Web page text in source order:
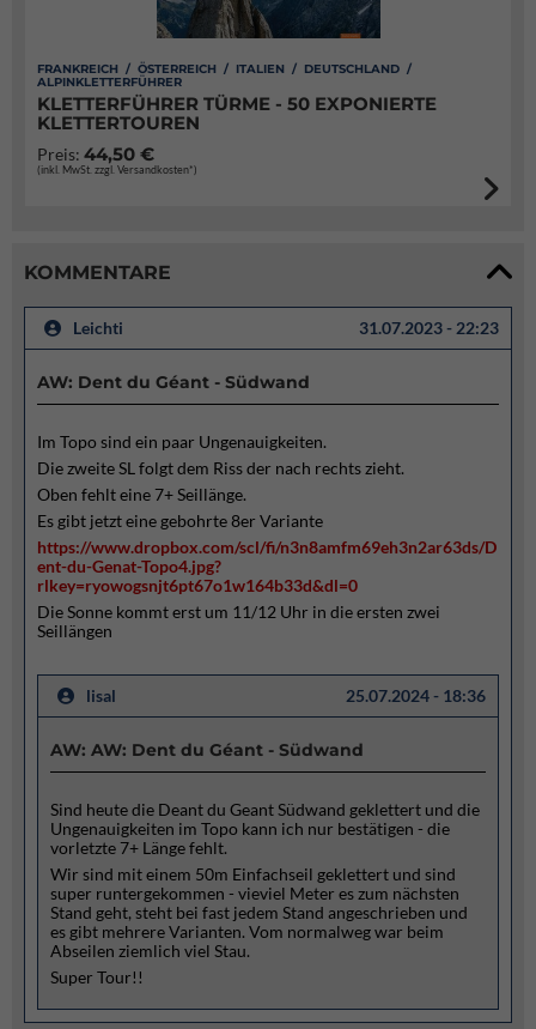
FRANKREICH / ÖSTERREICH / ITALIEN / DEUTSCHLAND /
ALPINKLETTERFÜHRER
KLETTERFÜHRER TÜRME - 50 EXPONIERTE
KLETTERTOUREN
Preis: 44,50 €
(inkl. MwSt. zzgl. Versandkosten*)
KOMMENTARE
Leichti 31.07.2023 - 22:23
AW: Dent du Géant - Südwand
Im Topo sind ein paar Ungenauigkeiten.
Die zweite SL folgt dem Riss der nach rechts zieht.
Oben fehlt eine 7+ Seillänge.
Es gibt jetzt eine gebohrte 8er Variante
https://www.dropbox.com/scl/fi/n3n8amfm69eh3n2ar63ds/D
ent-du-Genat-Topo4.jpg?
rlkey=ryowogsnjt6pt67o1w164b33d&dl=0
Die Sonne kommt erst um 11/12 Uhr in die ersten zwei
Seillängen
lisal 25.07.2024 - 18:36
AW: AW: Dent du Géant - Südwand
Sind heute die Deant du Geant Südwand geklettert und die
Ungenauigkeiten im Topo kann ich nur bestätigen - die
vorletzte 7+ Länge fehlt.
Wir sind mit einem 50m Einfachseil geklettert und sind
super runtergekommen - vieviel Meter es zum nächsten
Stand geht, steht bei fast jedem Stand angeschrieben und
es gibt mehrere Varianten. Vom normalweg war beim
Abseilen ziemlich viel Stau.
Super Tour!!